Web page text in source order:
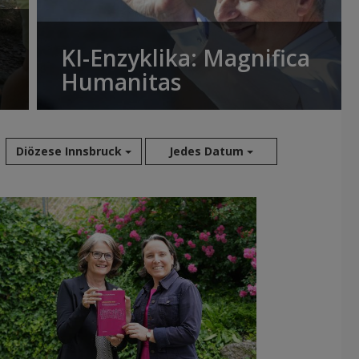
KI-Enzyklika: Magnifica
Humanitas
Diözese Innsbruck Jedes Datum
Aug 2026
Jul 2026
Jun 2026
Mai 2026
Apr 2026
Mär 2026
Feb 2026
Jan 2026